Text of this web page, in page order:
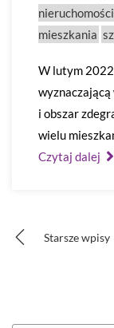
mieszkania
W lutym 2022
i obszar
wielu
Czytaj dalej
Nawigacja
po
Starsze wpisy